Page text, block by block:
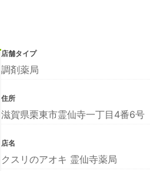
店舗タイプ
調剤薬局
住所
滋賀県栗東市霊仙寺一丁目4番6号
店名
クスリのアオキ 霊仙寺薬局